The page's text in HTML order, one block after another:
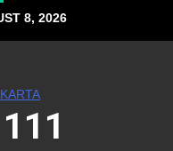
8, 2026